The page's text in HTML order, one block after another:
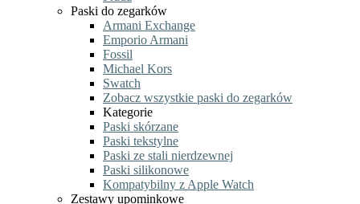
Paski do zegarków
Armani Exchange
Emporio Armani
Fossil
Michael Kors
Swatch
Zobacz wszystkie paski do zegarków
Kategorie
Paski skórzane
Paski tekstylne
Paski ze stali nierdzewnej
Paski silikonowe
Kompatybilny z Apple Watch
Zestawy upominkowe